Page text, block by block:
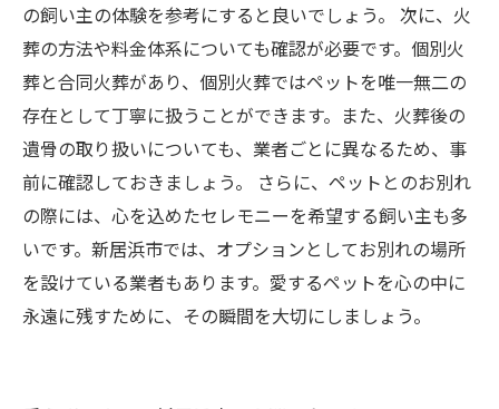
の飼い主の体験を参考にすると良いでしょう。 次に、火
葬の方法や料金体系についても確認が必要です。個別火
葬と合同火葬があり、個別火葬ではペットを唯一無二の
存在として丁寧に扱うことができます。また、火葬後の
遺骨の取り扱いについても、業者ごとに異なるため、事
前に確認しておきましょう。 さらに、ペットとのお別れ
の際には、心を込めたセレモニーを希望する飼い主も多
いです。新居浜市では、オプションとしてお別れの場所
を設けている業者もあります。愛するペットを心の中に
永遠に残すために、その瞬間を大切にしましょう。